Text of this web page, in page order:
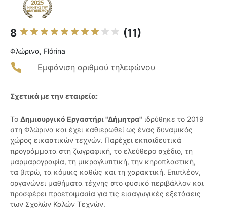
8 (11)
Φλώρινα, Flórina
Εμφάνιση αριθμού τηλεφώνου
Σχετικά με την εταιρεία:
Το Δημιουργικό Εργαστήρι "Δήμητρα" ιδρύθηκε το 2019
στη Φλώρινα και έχει καθιερωθεί ως ένας δυναμικός
χώρος εικαστικών τεχνών. Παρέχει εκπαιδευτικά
προγράμματα στη ζωγραφική, το ελεύθερο σχέδιο, τη
μαρμαρογραφία, τη μικρογλυπτική, την κηροπλαστική,
τα βιτρώ, τα κόμικς καθώς και τη χαρακτική. Επιπλέον,
οργανώνει μαθήματα τέχνης στο φυσικό περιβάλλον και
προσφέρει προετοιμασία για τις εισαγωγικές εξετάσεις
των Σχολών Καλών Τεχνών.